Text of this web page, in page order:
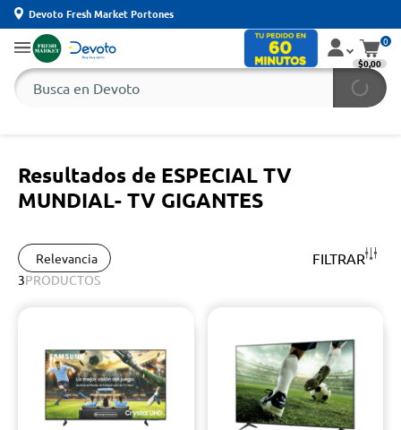
Devoto Fresh Market Portones
0
$0,00
Resultados de ESPECIAL TV
MUNDIAL- TV GIGANTES
Relevancia FILTRAR
3PRODUCTOS